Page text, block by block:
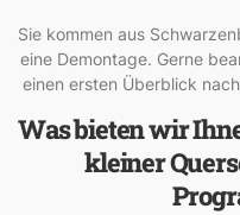
Sie kommen aus
eine Demontage. Gerne
einen ersten Überblick
Was bieten wir
kleiner